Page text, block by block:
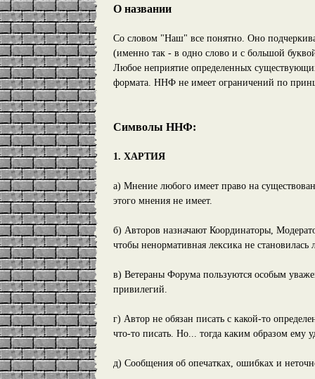
О названии
Со словом "Наш" все понятно. Оно
(именно так - в одно слово и с большой
Любое неприятие определенных
формата. ННФ не имеет ограничений по
Символы ННФ:
1. ХАРТИЯ
а) Мнение любого имеет право на
этого мнения не имеет.
б) Авторов назначают Координаторы,
чтобы ненормативная лексика не становилась
в) Ветераны Форума пользуются особым
привилегий.
г) Автор не обязан писать с какой-то
что-то писать. Но... тогда каким образом ему
д) Сообщения об опечатках, ошибках и